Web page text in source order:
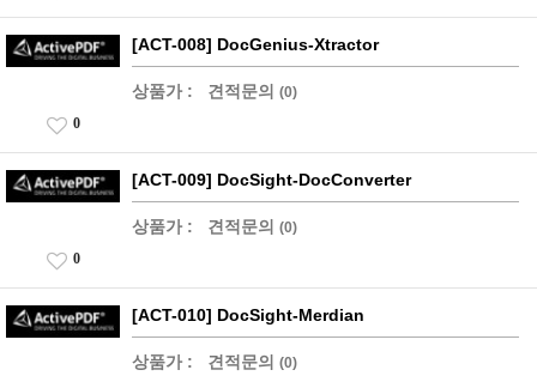
[ACT-008] DocGenius-Xtractor
상품가 : 견적문의 (0)
0
[ACT-009] DocSight-DocConverter
상품가 : 견적문의 (0)
0
[ACT-010] DocSight-Merdian
상품가 : 견적문의 (0)